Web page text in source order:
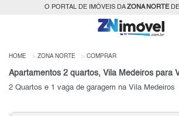
O PORTAL DE IMÓVEIS DAZONA NORTEDE
HOME ZONA NORTE COMPRAR
2 Quartos e 1 vaga de garagem na Vila Medeiros